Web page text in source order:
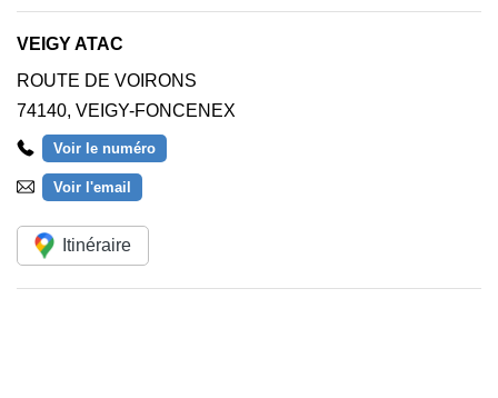
VEIGY ATAC
ROUTE DE VOIRONS
74140, VEIGY-FONCENEX
Voir le numéro
Voir l'email
Itinéraire